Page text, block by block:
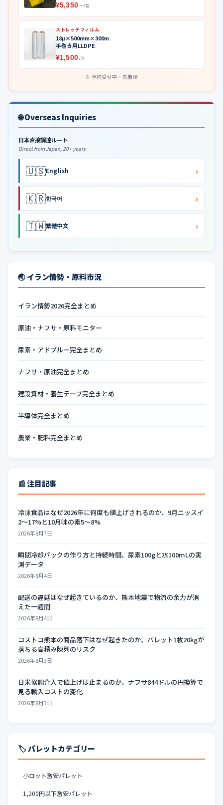
¥5,350 〜/巻
ストレッチフィルム
18μ×500mm×300m
手巻き用LLDPE
¥1,500 /本
予約受付中・先着順
🌐 Overseas Inquiries
日本直接調達ルート
Direct from Japan, 20+ years
🇺🇸English ›
🇰🇷한국어 ›
🇹🇼繁體中文 ›
🌏 イラン情勢・原料市況
イラン情勢2026完全まとめ
原油・ナフサ・原料モニター
尿素・アドブルー完全まとめ
ナフサ・原油完全まとめ
建設資材・養生テープ完全まとめ
半導体完全まとめ
農業・肥料完全まとめ
📰 注目記事
冷凍食品はなぜ2026年に何度も値上げされるのか、9月ニッスイ
2〜17%と10月味の素5〜8%
2026年8月7日
瞬間冷却パックの作り方と持続時間、尿素100gと水100mLの実
測データ
2026年8月4日
配送の遅延はなぜ起きているのか、熊本地震で物流の余力が消
えた一週間
2026年8月4日
コストコ熊本の商品落下はなぜ起きたのか、パレット1枚20kgが
落ちる高積み陳列のリスク
2026年8月3日
日米協調介入で値上げは止まるのか、ナフサ844ドルの円換算で
見る輸入コストの変化
2026年8月3日
🏷️ パレットカテゴリー
小ロット激安パレット
1,200円以下激安パレット